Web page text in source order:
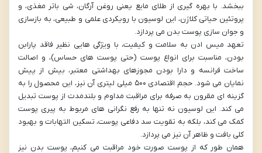
ببخشد. با بهره گیری از طلای مایع یعنی روغن آرگان، شی باتر مغذی، و
پروتئین حیاتی کلاژن، این لوسیون با رویکردی علمی و طبیعی، به بازسازی
و جوان سازی پوست بدن می پردازد.
تعهد میس ادن به سلامت و کیفیت، با ویژگی هایی نظیر فاقد پارابن
بودن، مناسبت برای انواع پوست (حتی پوست های حساس)، و اصالت
ساخت فرانسه و دارا بودن مجوزهای بهداشتی معتبر، بیش از پیش
نمایان می شود. حجم اقتصادی ۵۰۰ میلی لیتری آن نیز، این محصول را به
گزینه ای مقرون به صرفه برای مراقبت مداوم و بلندمدت از پوست تبدیل
می کند. این لوسیون نه تنها به رفع نگرانی های مربوط به پیری پوست
کمک می کند، بلکه به تقویت سد دفاعی پوست، تسکین التهابات و بهبود
کلی بافت و ظاهر آن نیز می پردازد.
همان طور که از پوست صورت خود مراقبت می کنیم، پوست بدن نیز